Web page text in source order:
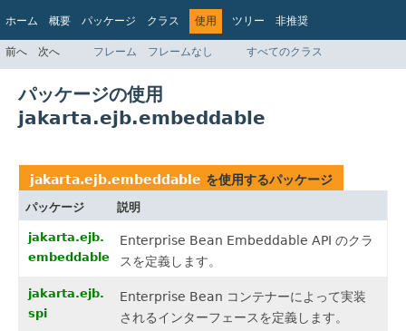
ホーム 概要 パッケージ クラス 使用 ツリー
非推奨
インデックス
ヘルプ
Jakarta EE Platform API v9.0.0
前へ 次へ フレーム フレームなし すべてのクラス
パッケージの使用
jakarta.ejb.embeddable
jakarta.ejb.embeddable を使用するパッケージ
パッケージ 説明
jakarta.ejb.
embeddable
Enterprise Bean Embeddable API のクラ
スを定義します。
jakarta.ejb.
spi
Enterprise Bean コンテナーによって実装
されるインターフェースを定義します。